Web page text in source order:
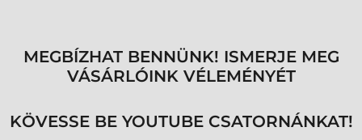
MEGBÍZHAT BENNÜNK! ISMERJE MEG
VÁSÁRLÓINK VÉLEMÉNYÉT
KÖVESSE BE YOUTUBE CSATORNÁNKAT!